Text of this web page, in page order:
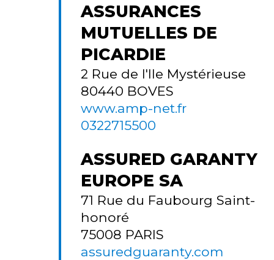
ASSURANCES
MUTUELLES DE
PICARDIE
2 Rue de l'Ile Mystérieuse
80440 BOVES
www.amp-net.fr
0322715500
ASSURED GARANTY
EUROPE SA
71 Rue du Faubourg Saint-
honoré
75008 PARIS
assuredguaranty.com